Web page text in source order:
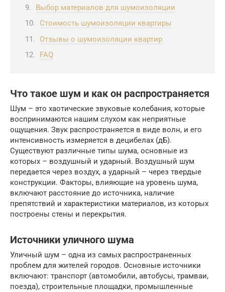
Выбор материалов для шумоизоляции
Стоимость шумоизоляции квартиры
Отзывы о шумоизоляции квартир
FAQ
Что такое шум и как он распространяется
Шум – это хаотические звуковые колебания, которые
воспринимаются нашим слухом как неприятные
ощущения. Звук распространяется в виде волн, и его
интенсивность измеряется в децибелах (дБ).
Существуют различные типы шума, основные из
которых – воздушный и ударный. Воздушный шум
передается через воздух, а ударный – через твердые
конструкции. Факторы, влияющие на уровень шума,
включают расстояние до источника, наличие
препятствий и характеристики материалов, из которых
построены стены и перекрытия.
Источники уличного шума
Уличный шум – одна из самых распространенных
проблем для жителей городов. Основные источники
включают: транспорт (автомобили, автобусы, трамваи,
поезда), строительные площадки, промышленные